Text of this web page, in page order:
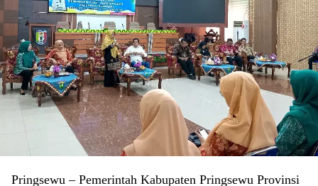
Pringsewu – Pemerintah Kabupaten Pringsewu Provinsi